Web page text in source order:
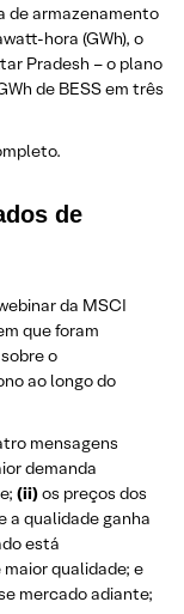
de armazenamento
hora (GWh), o
Pradesh – o plano
de BESS em três
de
da MSCI
que foram
o
ao longo do
mensagens
demanda
(ii)os preços dos
a qualidade ganha
está
qualidade; e
mercado adiante;